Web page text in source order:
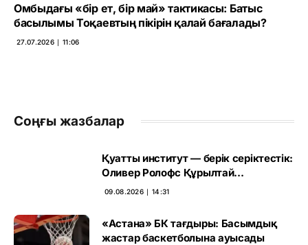
Омбыдағы «бір ет, бір май» тактикасы: Батыс
басылымы Тоқаевтың пікірін қалай бағалады?
27.07.2026 ∣ 11:06
Соңғы жазбалар
Қуатты институт — берік серіктестік:
Оливер Ролофс Құрылтай
сайлауының маңызын бағалады
09.08.2026 ∣ 14:31
«Астана» БК тағдыры: Басымдық
жастар баскетболына ауысады